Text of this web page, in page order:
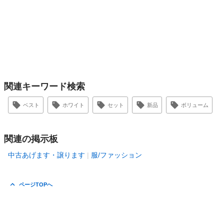
関連キーワード検索
ベスト ホワイト セット 新品 ボリューム
関連の掲示板
中古あげます・譲ります 服/ファッション
ページTOPへ